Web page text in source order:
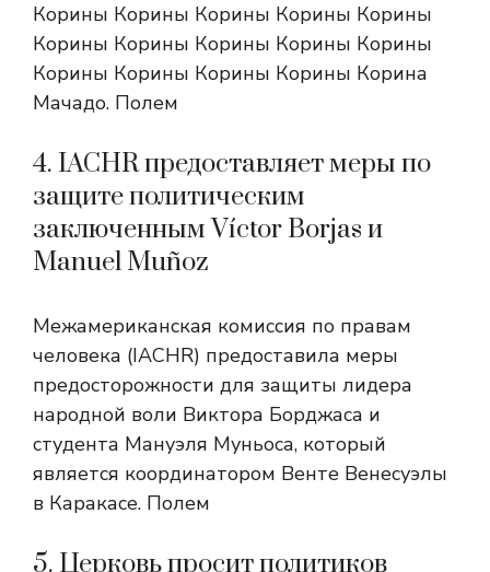
Корины Корины Корины Корины Корины
Корины Корины Корины Корины Корины
Корины Корины Корины Корины Корина
Мачадо. Полем
4. IACHR предоставляет меры по
защите политическим
заключенным Víctor Borjas и
Manuel Muñoz
Межамериканская комиссия по правам
человека (IACHR) предоставила меры
предосторожности для защиты лидера
народной воли Виктора Борджаса и
студента Мануэля Муньоса, который
является координатором Венте Венесуэлы
в Каракасе. Полем
5. Церковь просит политиков